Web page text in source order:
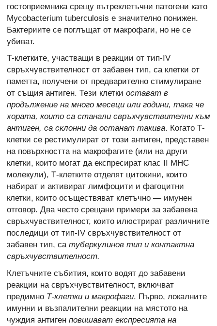
гостоприемника срещу вътреклетъчни патогени като
Mycobacterium tuberculosis е значително понижен.
Бактериите се поглъщат от макрофаги, но не се
убиват.
Т-клетките, участващи в реакции от тип-IV
свръхчувствителност от забавен тип, са клетки от
паметта, получени от предварително стимулиране
от същия антиген. Тези клетки остават в
продължение на много месеци или години, така че
хората, които са станали свръхчувствителни към
антиген, са склонни да останат такива. Когато Т-
клетки се рестимулират от този антиген, представен
на повърхността на макрофагите (или на други
клетки, които могат да експресират клас II МНС
молекули), Т-клетките отделят цитокини, които
набират и активират лимфоцити и фагоцитни
клетки, които осъществяват клетъчно — имунен
отговор. Два често срещани примери за забавена
свръхчувствителност, които илюстрират различните
последици от тип-IV свръхчувствителност от
забавен тип, са туберкулинов тип и контактна
свръхчувствителност.
Клетъчните събития, които водят до забавени
реакции на свръхчувствителност, включват
предимно Т-клетки и макрофаги. Първо, локалните
имунни и възпалителни реакции на мястото на
чуждия антиген повишават експресията на